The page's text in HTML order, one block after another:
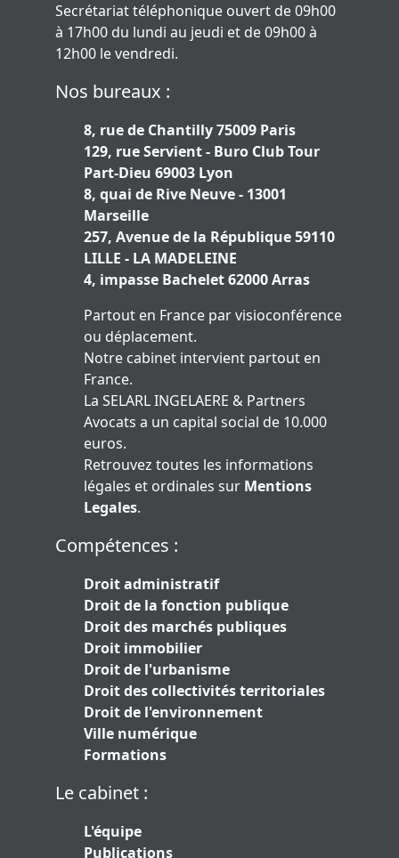
Secrétariat téléphonique ouvert de 09h00
à 17h00 du lundi au jeudi et de 09h00 à
12h00 le vendredi.
Nos bureaux :
8, rue de Chantilly 75009 Paris
129, rue Servient - Buro Club Tour
Part-Dieu 69003 Lyon
8, quai de Rive Neuve - 13001
Marseille
257, Avenue de la République 59110
LILLE - LA MADELEINE
4, impasse Bachelet 62000 Arras
Partout en France par visioconférence
ou déplacement.
Notre cabinet intervient partout en
France.
La SELARL INGELAERE & Partners
Avocats a un capital social de 10.000
euros.
Retrouvez toutes les informations
légales et ordinales sur Mentions
Legales.
Compétences :
Droit administratif
Droit de la fonction publique
Droit des marchés publiques
Droit immobilier
Droit de l'urbanisme
Droit des collectivités territoriales
Droit de l'environnement
Ville numérique
Formations
Le cabinet :
L'équipe
Publications